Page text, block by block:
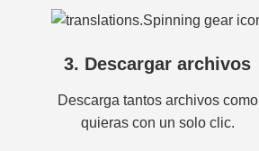
3. Descargar archivos
Descarga tantos archivos como
quieras con un solo clic.